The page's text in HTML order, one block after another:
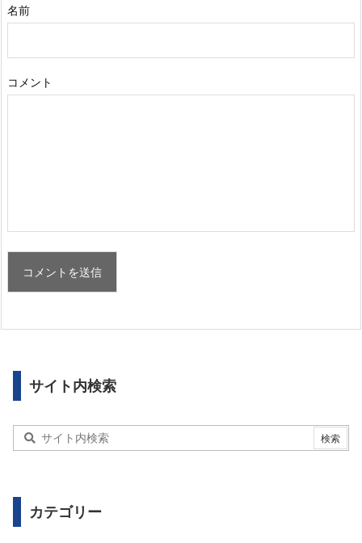
名前
コメント
サイト内検索
カテゴリー